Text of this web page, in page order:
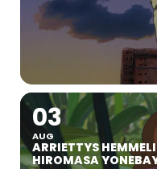
03
AUG
ARRIETTYS
HIROMASA